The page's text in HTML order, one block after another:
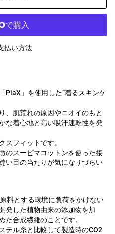
払い方法
PlaX」を使用した”着るスキンケ
、肌荒れの原因やニオイのもと
な着心地と高い吸汗速乾性を発
スフィットです。
のスーピマコットンを使った接
い目の当たりが気になりづらい
料とする環境に負荷をかけない
発した植物由来の添加物を加
た合成繊維のことです。
テル糸と比較して製造時のCO2